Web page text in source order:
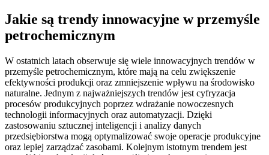
Jakie są trendy innowacyjne w przemyśle
petrochemicznym
W ostatnich latach obserwuje się wiele innowacyjnych trendów w
przemyśle petrochemicznym, które mają na celu zwiększenie
efektywności produkcji oraz zmniejszenie wpływu na środowisko
naturalne. Jednym z najważniejszych trendów jest cyfryzacja
procesów produkcyjnych poprzez wdrażanie nowoczesnych
technologii informacyjnych oraz automatyzacji. Dzięki
zastosowaniu sztucznej inteligencji i analizy danych
przedsiębiorstwa mogą optymalizować swoje operacje produkcyjne
oraz lepiej zarządzać zasobami. Kolejnym istotnym trendem jest